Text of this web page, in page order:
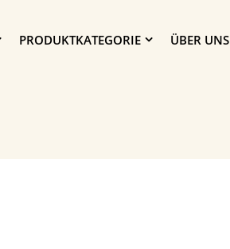
PRODUKTKATEGORIE ÜBER UNS